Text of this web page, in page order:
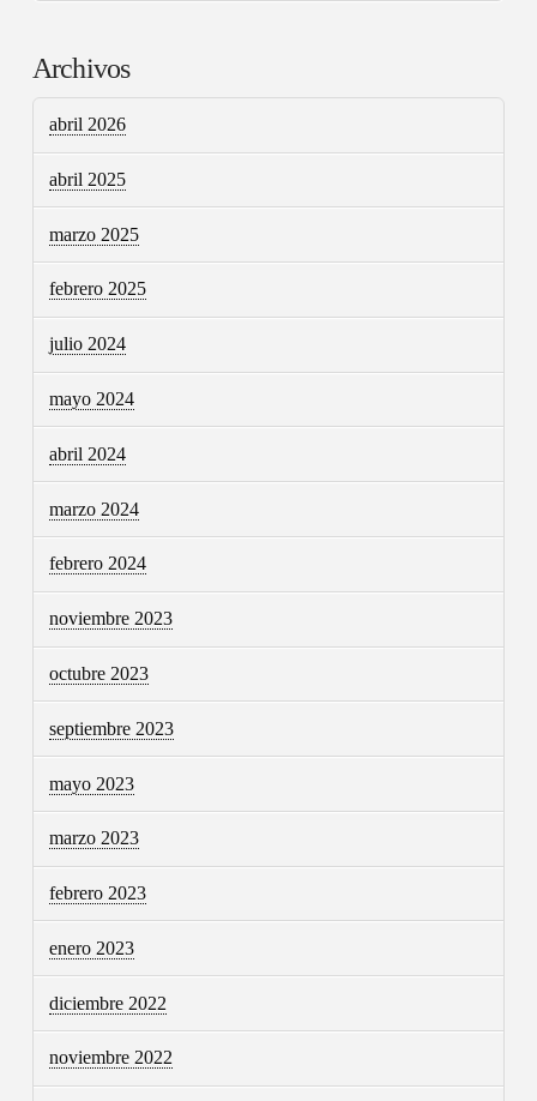
Archivos
abril 2026
abril 2025
marzo 2025
febrero 2025
julio 2024
mayo 2024
abril 2024
marzo 2024
febrero 2024
noviembre 2023
octubre 2023
septiembre 2023
mayo 2023
marzo 2023
febrero 2023
enero 2023
diciembre 2022
noviembre 2022